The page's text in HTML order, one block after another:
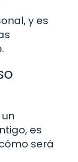
y es
es
será